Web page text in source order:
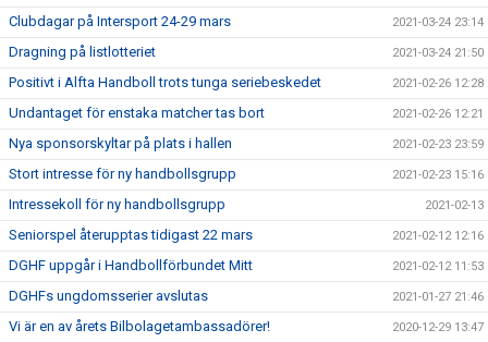
Clubdagar på Intersport 24-29 mars 2021-03-24 23:14
Dragning på listlotteriet 2021-03-24 21:50
Positivt i Alfta Handboll trots tunga seriebeskedet 2021-02-26 12:28
Undantaget för enstaka matcher tas bort 2021-02-26 12:21
Nya sponsorskyltar på plats i hallen 2021-02-23 23:59
Stort intresse för ny handbollsgrupp 2021-02-23 15:16
Intressekoll för ny handbollsgrupp 2021-02-13
Seniorspel återupptas tidigast 22 mars 2021-02-12 12:16
DGHF uppgår i Handbollförbundet Mitt 2021-02-12 11:53
DGHFs ungdomsserier avslutas 2021-01-27 21:46
Vi är en av årets Bilbolagetambassadörer! 2020-12-29 13:47